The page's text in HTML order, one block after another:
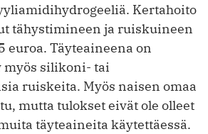
Kertahoito
tähystimineen ja ruiskuineen
euroa. Täyteaineena on
myös silikoni- tai
ruiskeita. Myös naisen omaa
mutta tulokset eivät ole olleet
täyteaineita käytettäessä.